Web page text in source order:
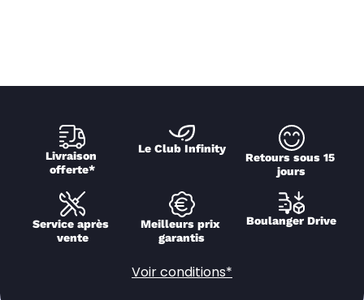
Livraison
offerte*
Le Club Infinity
Retours sous 15
jours
Service après
vente
Meilleurs prix
garantis
Boulanger Drive
Voir conditions*